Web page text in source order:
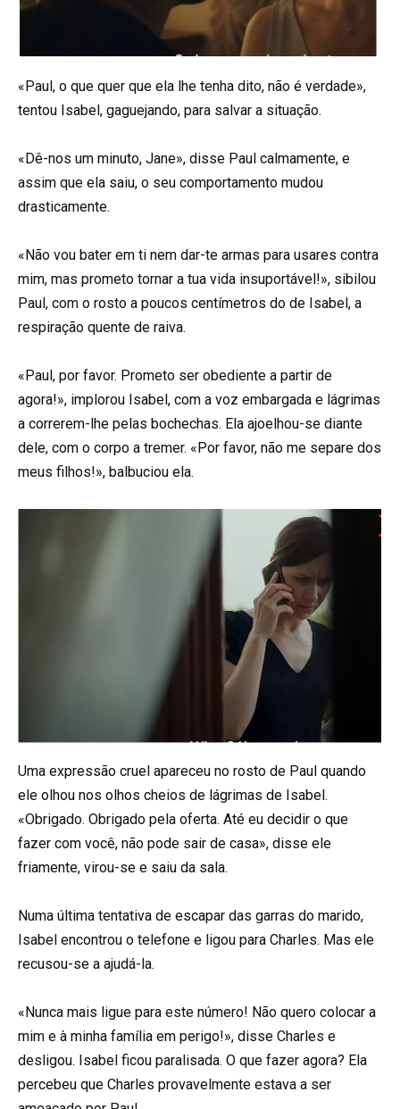
«Paul, o que quer que ela lhe tenha dito, não é verdade»,
tentou Isabel, gaguejando, para salvar a situação.
«Dê-nos um minuto, Jane», disse Paul calmamente, e
assim que ela saiu, o seu comportamento mudou
drasticamente.
«Não vou bater em ti nem dar-te armas para usares contra
mim, mas prometo tornar a tua vida insuportável!», sibilou
Paul, com o rosto a poucos centímetros do de Isabel, a
respiração quente de raiva.
«Paul, por favor. Prometo ser obediente a partir de
agora!», implorou Isabel, com a voz embargada e lágrimas
a correrem-lhe pelas bochechas. Ela ajoelhou-se diante
dele, com o corpo a tremer. «Por favor, não me separe dos
meus filhos!», balbuciou ela.
Uma expressão cruel apareceu no rosto de Paul quando
ele olhou nos olhos cheios de lágrimas de Isabel.
«Obrigado. Obrigado pela oferta. Até eu decidir o que
fazer com você, não pode sair de casa», disse ele
friamente, virou-se e saiu da sala.
Numa última tentativa de escapar das garras do marido,
Isabel encontrou o telefone e ligou para Charles. Mas ele
recusou-se a ajudá-la.
«Nunca mais ligue para este número! Não quero colocar a
mim e à minha família em perigo!», disse Charles e
desligou. Isabel ficou paralisada. O que fazer agora? Ela
percebeu que Charles provavelmente estava a ser